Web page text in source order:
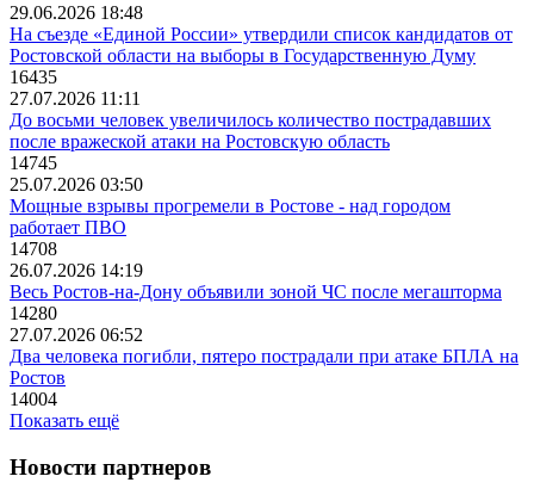
29.06.2026 18:48
На съезде «Единой России» утвердили список кандидатов от
Ростовской области на выборы в Государственную Думу
16435
27.07.2026 11:11
До восьми человек увеличилось количество пострадавших
после вражеской атаки на Ростовскую область
14745
25.07.2026 03:50
Мощные взрывы прогремели в Ростове - над городом
работает ПВО
14708
26.07.2026 14:19
Весь Ростов-на-Дону объявили зоной ЧС после мегашторма
14280
27.07.2026 06:52
Два человека погибли, пятеро пострадали при атаке БПЛА на
Ростов
14004
Показать ещё
Новости партнеров